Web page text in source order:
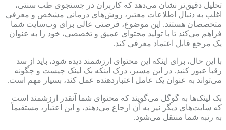
تحلیل دقیق‌تر نشان می‌دهد که کاربران در جستجوی طب سنتی،
اغلب به دنبال اطلاعات معتبر، روش‌های درمانی مشخص و معرفی
متخصصان هستند. این موضوع، فرصتی عالی برای وب‌سایت شما
فراهم می‌کند تا با تولید محتوای عمیق و تخصصی، خود را به عنوان
یک مرجع قابل اعتماد معرفی کند.
با این حال، برای اینکه این محتوای ارزشمند دیده شود، باید از سد
رقبا عبور کنید. در این مسیر، درک اینکه بک لینک چیست و چگونه
می‌تواند به عنوان یک عامل اعتباردهنده عمل کند، بسیار مهم است.
بک لینک‌ها به گوگل می‌گویند که محتوای شما آنقدر ارزشمند است
که سایت‌های دیگر نیز به آن ارجاع می‌دهند، و این اعتبار، مستقیماً
به رتبه شما منتقل می‌شود.